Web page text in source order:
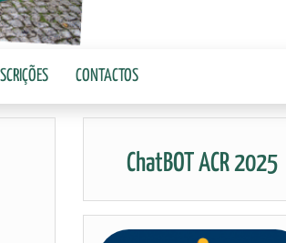
CONTACTOS
ChatBOT ACR 2025